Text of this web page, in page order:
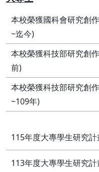
本校榮獲國科會研究創
~迄今)
本校榮獲科技部研究創
前)
本校榮獲科技部研究創
~109年)
115年度大專學生研究
113年度大專學生研究